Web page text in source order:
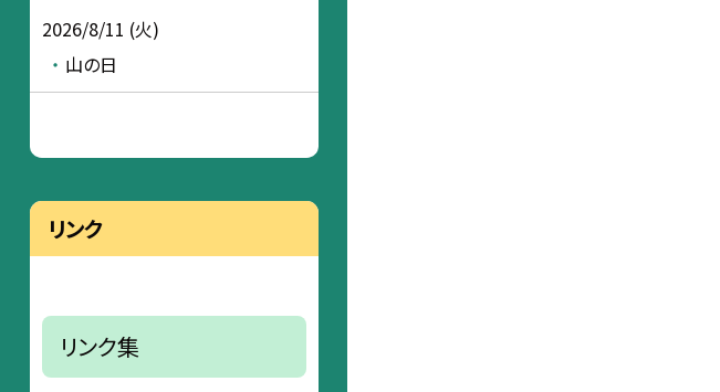
2026/8/11 (火)
山の日
リンク
リンク集